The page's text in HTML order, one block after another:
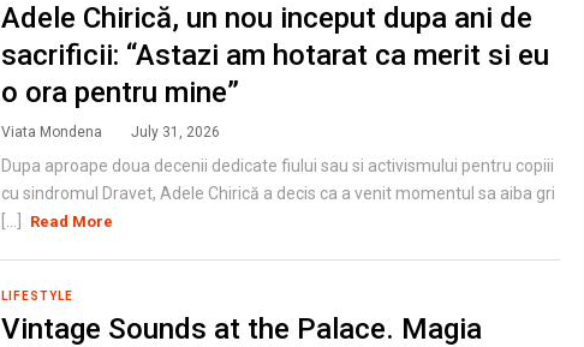
Adele Chirică, un nou inceput dupa ani de
sacrificii: “Astazi am hotarat ca merit si eu
o ora pentru mine”
Viata Mondena July 31, 2026
Dupa aproape doua decenii dedicate fiului sau si activismului pentru copiii
cu sindromul Dravet, Adele Chirică a decis ca a venit momentul sa aiba gri
Read More
LIFESTYLE
Vintage Sounds at the Palace. Magia